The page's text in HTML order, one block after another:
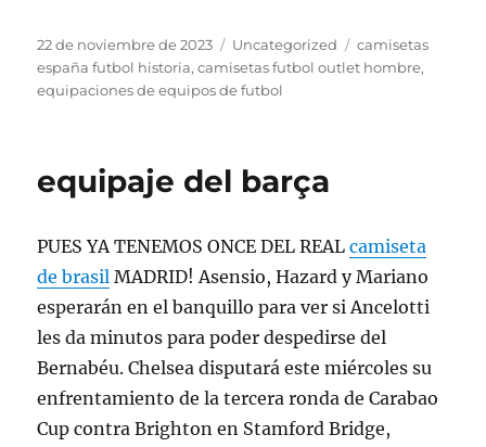
Publicado
el
22 de noviembre de 2023 Categorías
Uncategorized Etiquetas
camisetas
españa futbol historia,camisetas futbol outlet hombre,
equipaciones de equipos de futbol
equipaje del barça
PUES YA TENEMOS ONCE DEL REALcamiseta
de brasil MADRID! Asensio, Hazard y Mariano
esperarán en el banquillo para ver si Ancelotti
les da minutos para poder despedirse del
Bernabéu. Chelsea disputará este miércoles su
enfrentamiento de la tercera ronda de Carabao
Cup contra Brighton en Stamford Bridge,